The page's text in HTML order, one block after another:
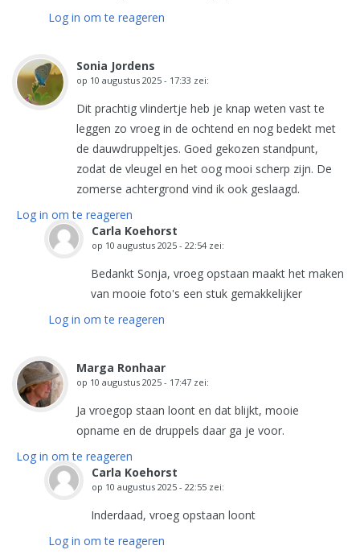
Log in om te reageren
Sonia Jordens
op 10 augustus 2025 - 17:33 zei:
Dit prachtig vlindertje heb je knap weten vast te
leggen zo vroeg in de ochtend en nog bedekt met
de dauwdruppeltjes. Goed gekozen standpunt,
zodat de vleugel en het oog mooi scherp zijn. De
zomerse achtergrond vind ik ook geslaagd.
Log in om te reageren
Carla Koehorst
op 10 augustus 2025 - 22:54 zei:
Bedankt Sonja, vroeg opstaan maakt het maken
van mooie foto's een stuk gemakkelijker
Log in om te reageren
Marga Ronhaar
op 10 augustus 2025 - 17:47 zei:
Ja vroegop staan loont en dat blijkt, mooie
opname en de druppels daar ga je voor.
Log in om te reageren
Carla Koehorst
op 10 augustus 2025 - 22:55 zei:
Inderdaad, vroeg opstaan loont
Log in om te reageren